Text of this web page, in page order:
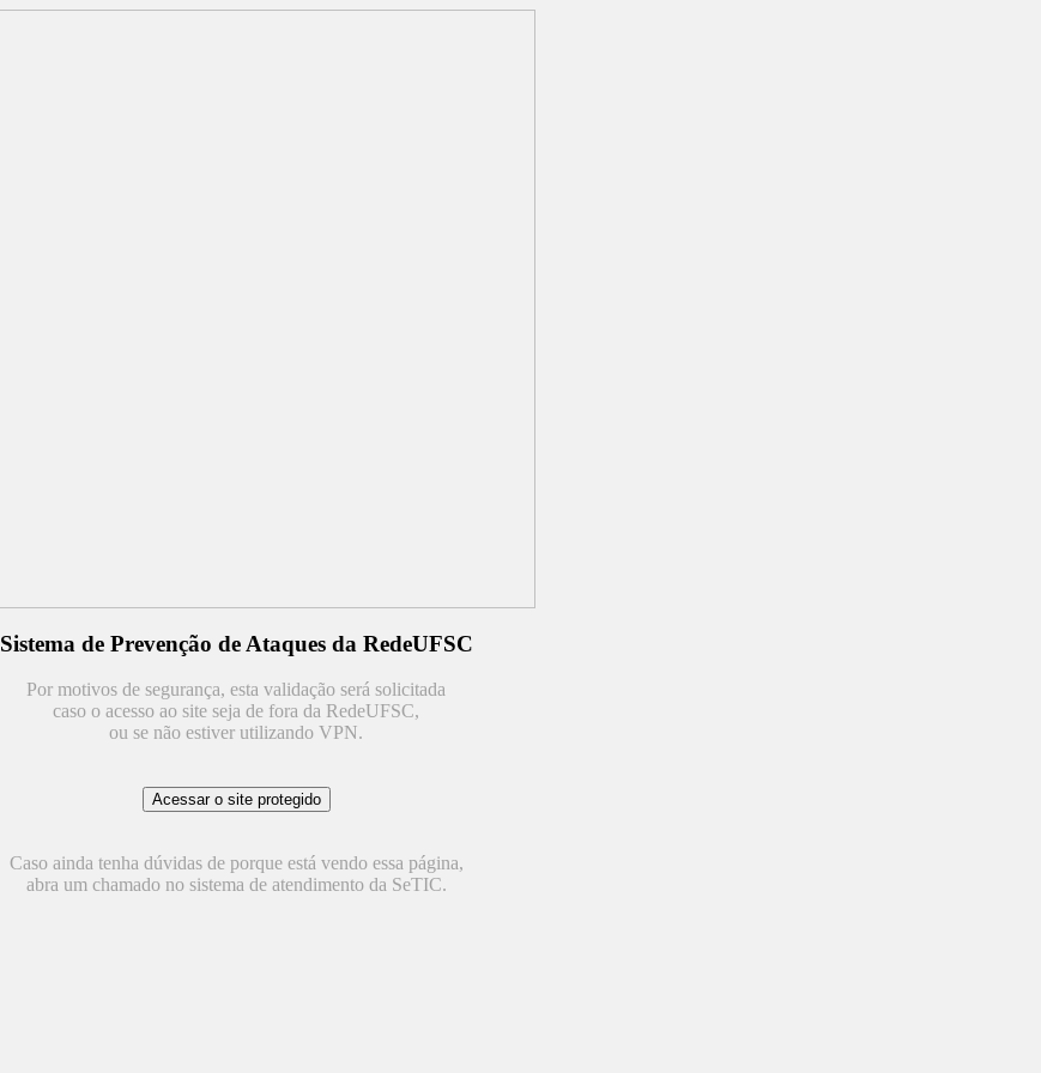
Sistema de Prevenção de Ataques da RedeUFSC
Por motivos de segurança, esta validação será solicitada
caso o acesso ao site seja de fora da RedeUFSC,
ou se não estiver utilizando VPN.
Caso ainda tenha dúvidas de porque está vendo essa página,
abra um chamado no sistema de atendimento da SeTIC.